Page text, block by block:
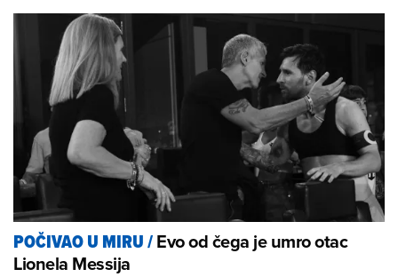
POČIVAO U MIRU/Evo od čega je umro otac
Lionela Messija